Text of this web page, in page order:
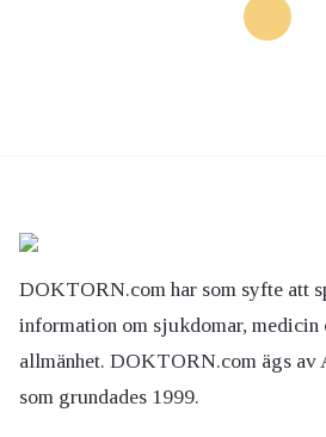
DOKTORN.com har som syfte att
information om sjukdomar, medicin
allmänhet. DOKTORN.com ägs
som grundades 1999.